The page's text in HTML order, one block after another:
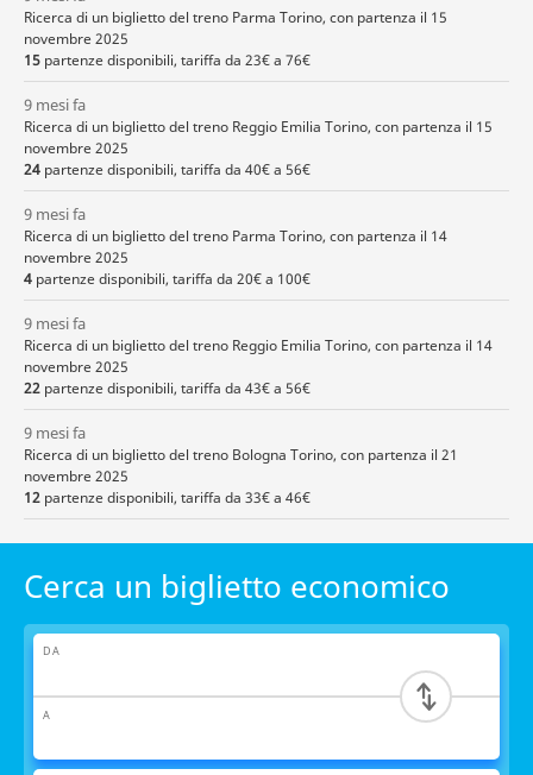
Ricerca di un biglietto del treno Parma Torino, con partenza il 15
novembre 2025
15 partenze disponibili, tariffa da 23€ a 76€
9 mesi fa
Ricerca di un biglietto del treno Reggio Emilia Torino, con partenza il 15
novembre 2025
24 partenze disponibili, tariffa da 40€ a 56€
9 mesi fa
Ricerca di un biglietto del treno Parma Torino, con partenza il 14
novembre 2025
4 partenze disponibili, tariffa da 20€ a 100€
9 mesi fa
Ricerca di un biglietto del treno Reggio Emilia Torino, con partenza il 14
novembre 2025
22 partenze disponibili, tariffa da 43€ a 56€
9 mesi fa
Ricerca di un biglietto del treno Bologna Torino, con partenza il 21
novembre 2025
12 partenze disponibili, tariffa da 33€ a 46€
Cerca un biglietto economico
DA
A